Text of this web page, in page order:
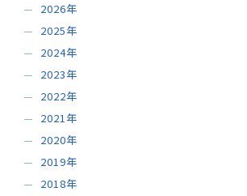
2026年
2025年
2024年
2023年
2022年
2021年
2020年
2019年
2018年